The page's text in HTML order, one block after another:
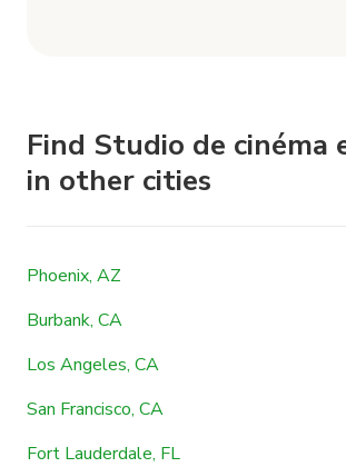
Find Studio de cinéma
in other cities
Phoenix, AZ
Burbank, CA
Los Angeles, CA
San Francisco, CA
Fort Lauderdale, FL